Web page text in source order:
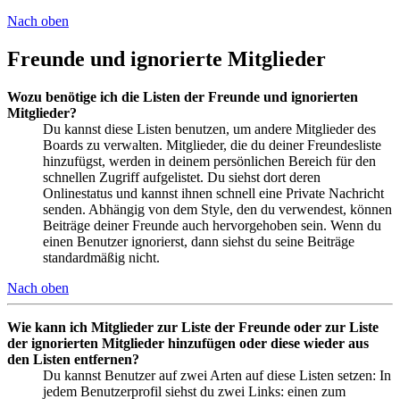
Nach oben
Freunde und ignorierte Mitglieder
Wozu benötige ich die Listen der Freunde und ignorierten
Mitglieder?
Du kannst diese Listen benutzen, um andere Mitglieder des
Boards zu verwalten. Mitglieder, die du deiner Freundesliste
hinzufügst, werden in deinem persönlichen Bereich für den
schnellen Zugriff aufgelistet. Du siehst dort deren
Onlinestatus und kannst ihnen schnell eine Private Nachricht
senden. Abhängig von dem Style, den du verwendest, können
Beiträge deiner Freunde auch hervorgehoben sein. Wenn du
einen Benutzer ignorierst, dann siehst du seine Beiträge
standardmäßig nicht.
Nach oben
Wie kann ich Mitglieder zur Liste der Freunde oder zur Liste
der ignorierten Mitglieder hinzufügen oder diese wieder aus
den Listen entfernen?
Du kannst Benutzer auf zwei Arten auf diese Listen setzen: In
jedem Benutzerprofil siehst du zwei Links: einen zum